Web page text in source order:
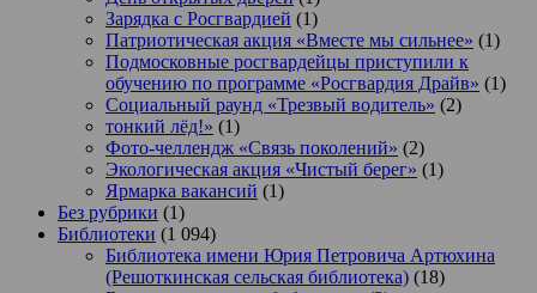
Зарядка с Росгвардией (1)
Патриотическая акция «Вместе мы сильнее» (1)
Подмосковные росгвардейцы приступили к
обучению по программе «Росгвардия Драйв» (1)
Социальный раунд «Трезвый водитель» (2)
тонкий лёд!» (1)
Фото-челлендж «Связь поколений» (2)
Экологическая акция «Чистый берег» (1)
Ярмарка вакансий (1)
Без рубрики (1)
Библиотеки (1 094)
Библиотека имени Юрия Петровича Артюхина
(Решоткинская сельская библиотека) (18)